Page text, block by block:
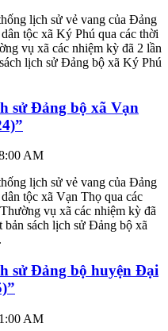
lịch sử vẻ vang của Đảng
tộc xã Ký Phú qua các thời
vụ xã các nhiệm kỳ đã 2 lần
lịch sử Đảng bộ xã Ký Phú
sử Đảng bộ xã Vạn
AM
lịch sử vẻ vang của Đảng
tộc xã Vạn Thọ qua các
vụ xã các nhiệm kỳ đã
bản sách lịch sử Đảng bộ xã
sử Đảng bộ huyện Đại
AM